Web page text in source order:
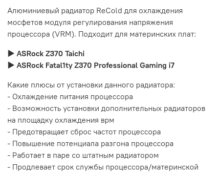
Алюминиевый радиатор ReCold для охлаждения
мосфетов модуля регулирования напряжения
процессора (VRM). Подходит для материнских плат:
► ASRock Z370 Taichi
► ASRock Fatal1ty Z370 Professional Gaming i7
Какие плюсы от установки данного радиатора:
- Охлаждение питания процессора
- Возможность установки дополнительных радиаторов
на площадку охлаждения врм
- Предотвращает сброс частот процессора
- Повышение потенциала разгона процессора
- Работает в паре со штатным радиатором
- Продлевает срок службы процессора/материнской